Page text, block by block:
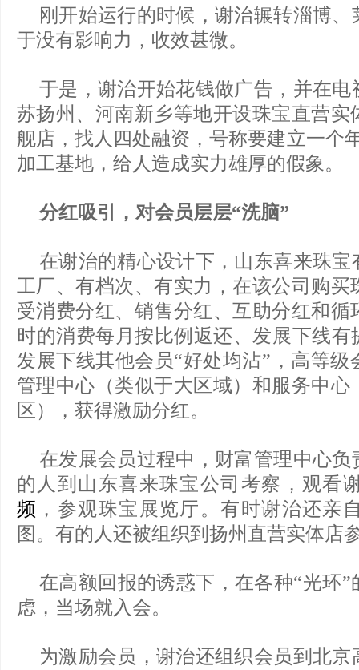
刚开始运行的时候，谢治辗转淄博
于没有影响力，收效甚微。
于是，谢治开始花钱做广告，并在
苏扬州、河南新乡等地开设珠宝直营实
舰店，找人四处融资，号称要建立一个
加工基地，给人造成实力雄厚的假象。
分红吸引，对会员层层“洗脑”
在谢治的精心设计下，山东喜来珠
工厂、有档次、有实力，在该公司购买
受消费分红、销售分红、互助分红和
时的消费每月按比例返还、发展下线有
发展下线其他会员“好处均沾”，高等
管理中心（类似于大区域）和服务中
区），获得激励分红。
在发展会员过程中，财富管理中心
的人到山东喜来珠宝公司考察，观看
频 ，参观珠宝展览厅。有时谢治还亲
图。有的人还被组织到扬州直营实体店
在高额回报的诱惑下，在各种“光环
虑，当场就入会。
为激励会员，谢治还组织会员到北